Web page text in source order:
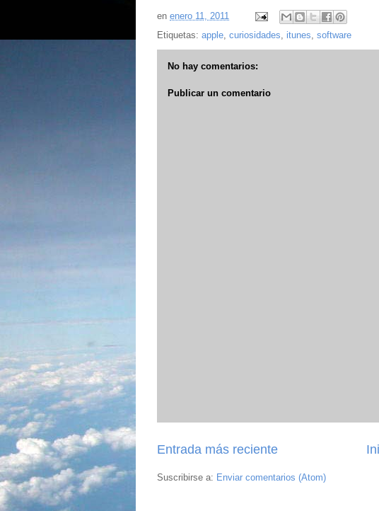
en enero 11, 2011
Etiquetas: apple, curiosidades, itunes, software
No hay comentarios:
Publicar un comentario
Entrada más reciente
Suscribirse a: Enviar comentarios (Atom)